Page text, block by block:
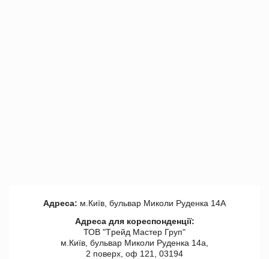
Адреса: м.Київ, бульвар Миколи Руденка 14А
Адреса для кореспонденції:
ТОВ "Tрейд Мастер Груп"
м.Київ, бульвар Миколи Руденка 14а,
2 поверх, оф 121, 03194